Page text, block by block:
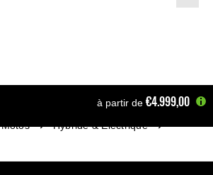
à partir de €4.999,00
Motos
Hybride & Électrique